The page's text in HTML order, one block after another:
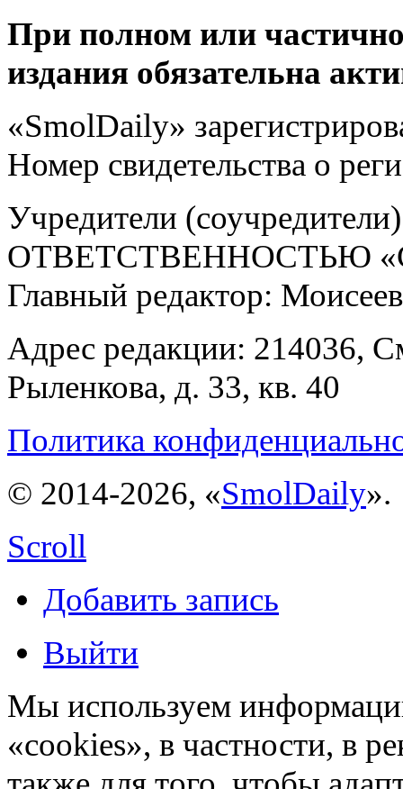
При полном или
издания обязательна
«SmolDaily»
Номер свидетельства о
Учредители
ОТВЕТСТВЕННОСТЬЮ
Главный редактор:
Адрес редакции: 214036,
Рыленкова, д. 33, кв. 40
Политика
© 2014-2026, «SmolDaily».
Scroll
Добавить запись
Выйти
Мы используем
«cookies», в частности, в